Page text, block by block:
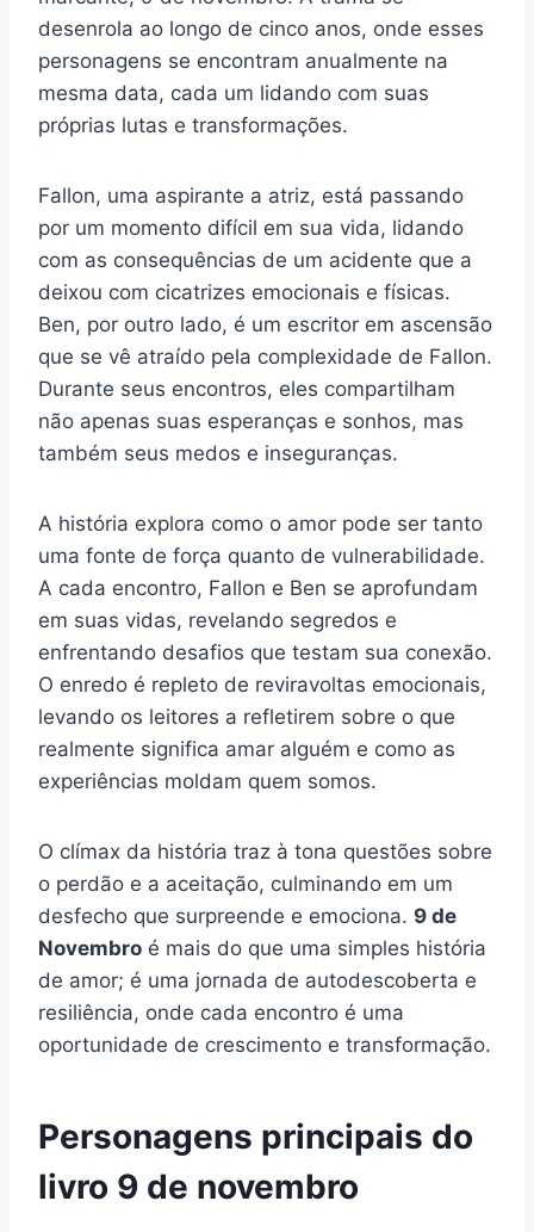
desenrola ao longo de cinco anos, onde esses
personagens se encontram anualmente na
mesma data, cada um lidando com suas
próprias lutas e transformações.
Fallon, uma aspirante a atriz, está passando
por um momento difícil em sua vida, lidando
com as consequências de um acidente que a
deixou com cicatrizes emocionais e físicas.
Ben, por outro lado, é um escritor em ascensão
que se vê atraído pela complexidade de Fallon.
Durante seus encontros, eles compartilham
não apenas suas esperanças e sonhos, mas
também seus medos e inseguranças.
A história explora como o amor pode ser tanto
uma fonte de força quanto de vulnerabilidade.
A cada encontro, Fallon e Ben se aprofundam
em suas vidas, revelando segredos e
enfrentando desafios que testam sua conexão.
O enredo é repleto de reviravoltas emocionais,
levando os leitores a refletirem sobre o que
realmente significa amar alguém e como as
experiências moldam quem somos.
O clímax da história traz à tona questões sobre
o perdão e a aceitação, culminando em um
desfecho que surpreende e emociona. 9 de
Novembro é mais do que uma simples história
de amor; é uma jornada de autodescoberta e
resiliência, onde cada encontro é uma
oportunidade de crescimento e transformação.
Personagens principais do
livro 9 de novembro